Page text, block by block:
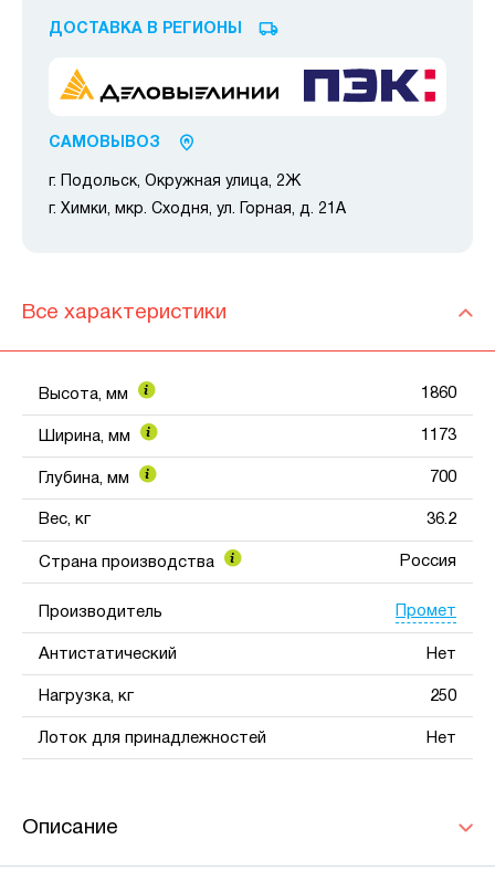
ДОСТАВКА В РЕГИОНЫ
САМОВЫВОЗ
г. Подольск, Окружная улица, 2Ж
г. Химки, мкр. Сходня, ул. Горная, д. 21А
Все характеристики
Высота, мм 1860
Ширина, мм 1173
Глубина, мм 700
Вес, кг 36.2
Страна производства Россия
Производитель Промет
Антистатический Нет
Нагрузка, кг 250
Лоток для принадлежностей Нет
Описание